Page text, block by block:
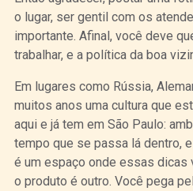
o lugar, ser gentil com os
importante. Afinal, você deve
trabalhar, e a política da boa
Em lugares como Rússia,
muitos anos uma cultura que
aqui e já tem em São Paulo:
tempo que se passa lá dentro,
é um espaço onde essas dicas
o produto é outro. Você pega